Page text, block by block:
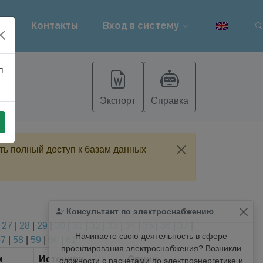
Контакты Вход в систему
Экспорт Справка
полный доступ к базам данных
Консультант по электроснабжению
Начинаете свою деятельность в сфере
проектирования электроснабжения? Возникли
сложности с расчетами по электроэнергетике и
27 28 29
58 59
61
Источник Опции